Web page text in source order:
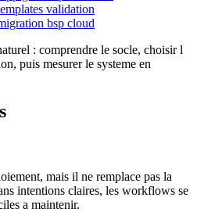
validation
bsp cloud
: comprendre le socle, choisir l
puis mesurer le systeme en
mais il ne remplace pas la
intentions claires, les workflows se
a maintenir.